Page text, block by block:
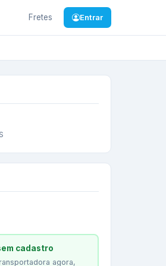
Fretes Entrar
/RS—
cadastro
agora,